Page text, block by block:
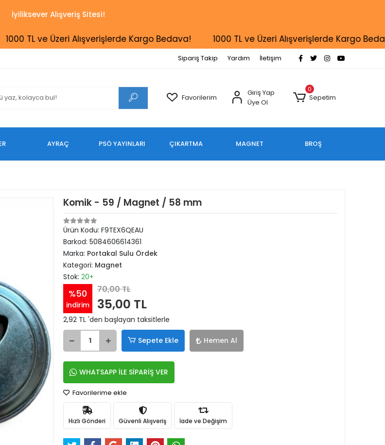
İyiliksever Alışveriş Sitesi!
TL ve Üzeri Alışverişlerde Kargo Bedava! 1000 TL ve Üzeri Alışverişlerde Kargo Bedava!
Sipariş Takip Yardım İletişim
Favorilerim
Giriş Yap
Üye Ol
0
Sepetim
AYRAÇ PSÖ YAYINLARI ÇIKARTMA MAGNET BROŞ
Komik - 59 / Magnet / 58 mm
Ürün Kodu: F9TEX6QEAU
Barkod: 5084606614361
Marka: Portakal Sulu Ördek
Kategori: Magnet
Stok: 20+
%50
indirim
70,00 TL
35,00 TL
2,92 TL 'den başlayan taksitlerle
Sepete Ekle Hemen Al
WHATSAPP İLE SİPARİŞ VER
Favorilerime ekle
Hızlı Gönderi Güvenli Alışveriş İade ve Değişim